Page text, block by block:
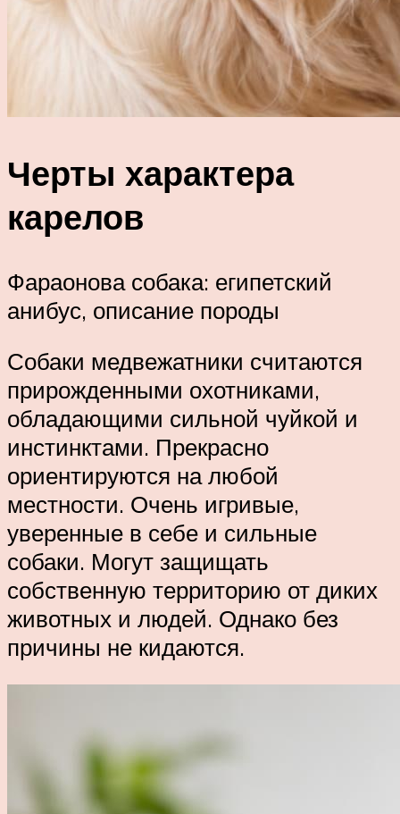
Черты характера
карелов
Фараонова собака: египетский
анибус, описание породы
Собаки медвежатники считаются
прирожденными охотниками,
обладающими сильной чуйкой и
инстинктами. Прекрасно
ориентируются на любой
местности. Очень игривые,
уверенные в себе и сильные
собаки. Могут защищать
собственную территорию от диких
животных и людей. Однако без
причины не кидаются.